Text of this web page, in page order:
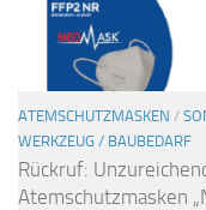
ATEMSCHUTZMASKEN /
WERKZEUG / BAUBEDARF
Rückruf:
Atemschutzmasken